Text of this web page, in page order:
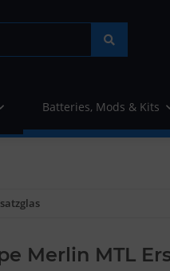
Batteries, Mods & Kits
Merlin MTL